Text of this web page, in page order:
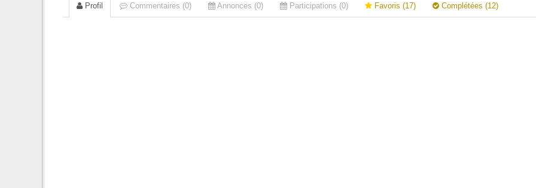
Profil Commentaires (0) Annonces (0) Participations (0) Favoris (17) Complétées (12)